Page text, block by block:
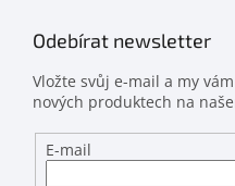
Odebírat newsletter
Vložte svůj e-mail a my
nových produktech na
E-mail